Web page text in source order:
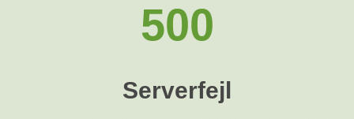
500
Serverfejl